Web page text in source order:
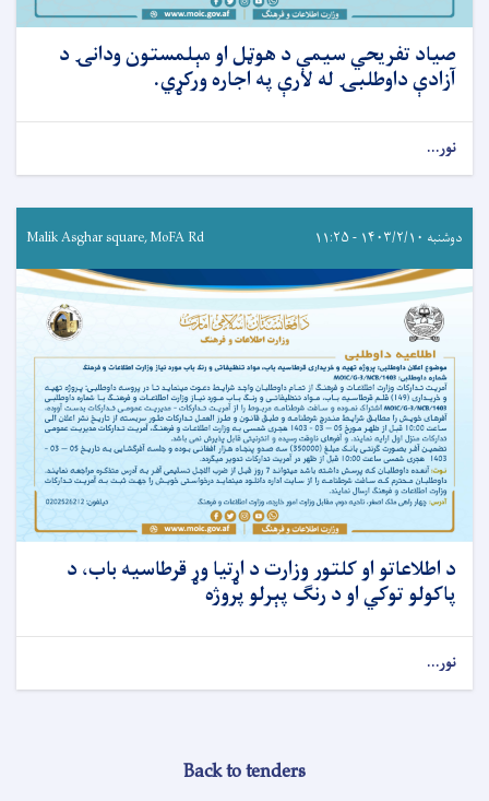
صیاد تفریحي سيمې د هوټل او مېلمستون ودانۍ د
آزادې داوطلبۍ له لارې په اجاره ورکړي.
نور...
دوشنبه ۱۴۰۳/۲/۱۰ - ۱۱:۲۵ Malik Asghar square, MoFA Rd
د اطلاعاتو او کلتور وزارت د اړتیا وړ قرطاسیه باب، د
پاکولو توکي او د رنګ پېرلو پروژه
نور...
Back to tenders